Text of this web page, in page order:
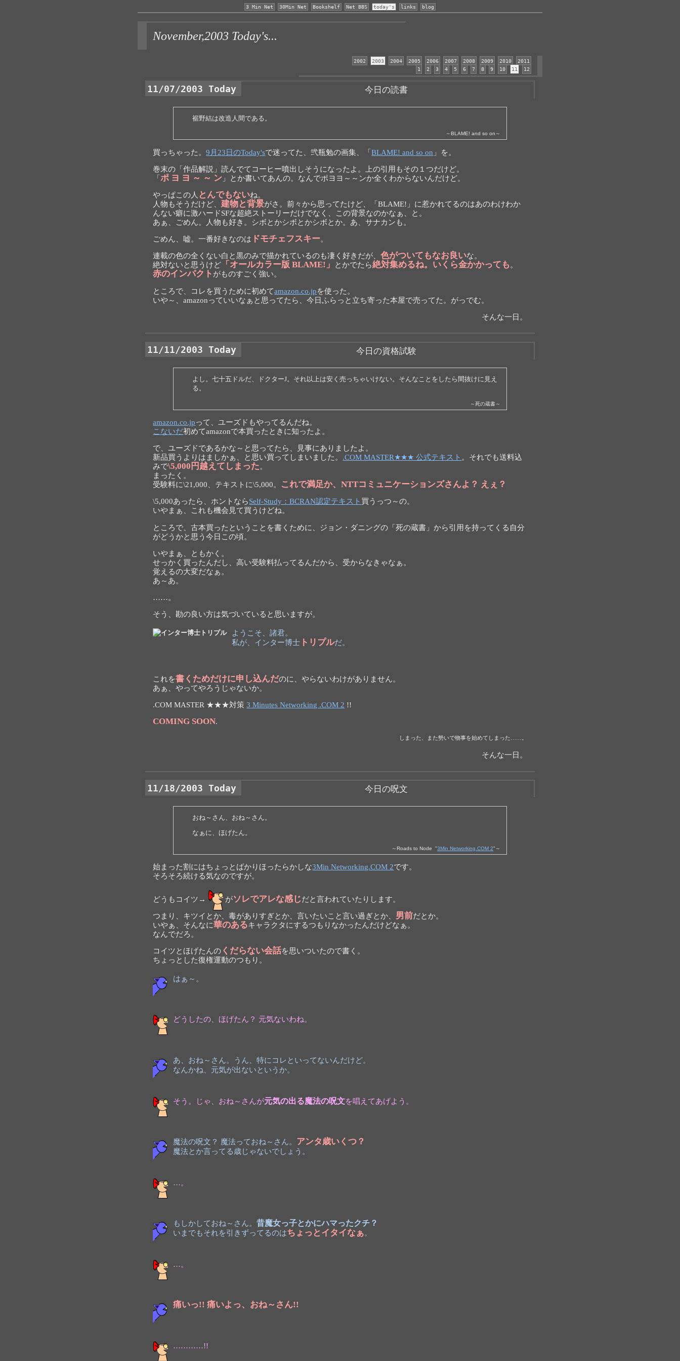
3 Min Net 30Min Net Bookshelf Net BBS today's links blog
November,2003 Today's...
2002 2003 2004 2005 2006 2007 2008 2009 2010 2011
1 2 3 4 5 6 7 8 9 10 11 12
11/07/2003 Today 今日の読書
裾野結は改造人間である。
～BLAME! and so on～
買っちゃった。9月23日のToday'sで迷ってた、弐瓶勉の画集、「BLAME! and so on 」を。
巻末の「作品解説」読んでてコーヒー噴出しそうになったよ。上の引用もその１つだけど。
「ポ ヨ ヨ ～ ～ ン 」とか書いてあんの。なんでポヨヨ～～ンか全くわからないんだけど。
やっぱこの人 とんでもないね。
人物もそうだけど、建物と背景がさ。前々から思ってたけど、「BLAME!」に惹かれてるのはあのわけわか
んない癖に激ハードSFな超絶ストーリーだけでなく、この背景なのかなぁ、と。
あぁ、ごめん。人物も好き。シボとかシボとかシボとか。あ、サナカンも。
ごめん、嘘。一番好きなのは ドモチェフスキー。
連載の色の全くない白と黒のみで描かれているのも凄く好きだが、色がついてもなお良いな。
絶対ないと思うけど 「オールカラー版 BLAME!」 とかでたら絶対集めるね。いくら金かかっても 。
赤のインパクト がものすごく強い。
ところで、コレを買うために初めてamazon.co.jpを使った。
いや～、amazonっていいなぁと思ってたら、今日ふらっと立ち寄った本屋で売ってた。がっでむ。
そんな一日。
11/11/2003 Today 今日の資格試験
よし。七十五ドルだ、ドクターJ。それ以上は安く売っちゃいけない。そんなことをしたら間抜けに見え
る。
～死の蔵書～
amazon.co.jpって、ユーズドもやってるんだね。
こないだ初めてamazonで本買ったときに知ったよ。
で、ユーズドであるかな～と思ってたら、見事にありましたよ。
新品買うよりはましかぁ、と思い買ってしまいました。 .COM MASTER★★★ 公式テキスト 。それでも送料込
みで\5,000円越えてしまった。
まったく。
受験料に\21,000、テキストに\5,000。 これで満足か、NTTコミュニケーションズさんよ？ えぇ？
\5,000あったら、ホントならSelf-Study：BCRAN認定テキスト 買うっつ～の。
いやまぁ、これも機会見て買うけどね。
ところで、古本買ったということを書くために、ジョン・ダニングの「死の蔵書」から引用を持ってくる自分
がどうかと思う今日この頃。
いやまぁ、ともかく。
せっかく買ったんだし、高い受験料払ってるんだから、受からなきゃなぁ。
覚えるの大変だなぁ。
あ～あ。
……。
そう、勘の良い方は気づいていると思いますが。
ようこそ、諸君。
私が、インター博士 トリプルだ。
これを書くためだけに申し込んだのに、やらないわけがありません。
あぁ、やってやろうじゃないか。
.COM MASTER ★★★対策3 Minutes Networking .COM 2 !!
COMING SOON.
しまった、また勢いで物事を始めてしまった……。
そんな一日。
11/18/2003 Today 今日の呪文
おね～さん、おね～さん。
なぁに、ほげたん。
～Roads to Node "3Min Networking.COM 2"～
始まった割にはちょっとばかりほったらかしな3Min Networking.COM 2です。
そろそろ続ける気なのですが。
どうもコイツ→ がソレでアレな感じだと言われていたりします。
つまり、キツイとか、毒がありすぎとか、言いたいこと言い過ぎとか、 男前だとか。
いやぁ、そんなに華のあるキャラクタにするつもりなかったんだけどなぁ。
なんでだろ。
コイツとほげたんの くだらない会話を思いついたので書く。
ちょっとした復権運動のつもり。
はぁ～。
どうしたの、ほげたん？ 元気ないわね。
あ、おね～さん。うん、特にコレといってないんだけど。
なんかね、元気が出ないというか。
そう。じゃ、おね～さんが元気の出る魔法の呪文を唱えてあげよう。
魔法の呪文？ 魔法っておね～さん。 アンタ歳いくつ？
魔法とか言ってる歳じゃないでしょう。
…。
もしかしておね～さん。昔魔女っ子とかにハマったクチ？
いまでもそれを引きずってるのはちょっとイタイなぁ。
…。
痛いっ!! 痛いよっ、おね～さん!!
…………!!